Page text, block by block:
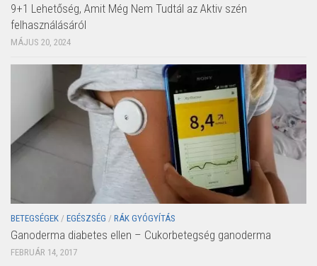
9+1 Lehetőség, Amit Még Nem Tudtál az Aktiv szén
felhasználásáról
MÁJUS 20, 2024
BETEGSÉGEK / EGÉSZSÉG / RÁK GYÓGYÍTÁS
Ganoderma diabetes ellen – Cukorbetegség ganoderma
FEBRUÁR 14, 2017